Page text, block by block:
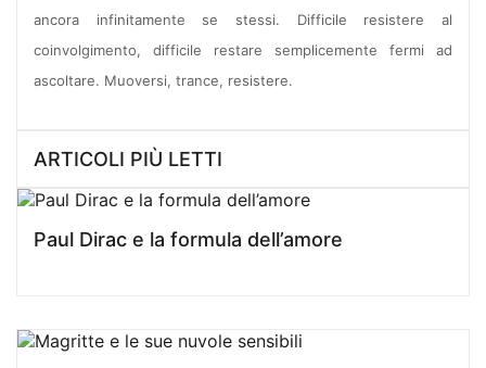
ancora infinitamente se stessi. Difficile resistere al
coinvolgimento, difficile restare semplicemente fermi ad
ascoltare. Muoversi, trance, resistere.
ARTICOLI PIÙ LETTI
Paul Dirac e la formula dell’amore